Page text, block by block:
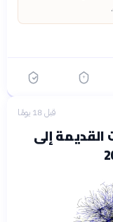
قبل 18 يومًا
القديمة إلى